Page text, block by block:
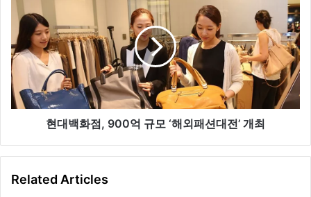
집
중
한
다
대
백
화
점
,
9
0
0
해
현대백화점, 900억 규모 ‘해외패션대전’ 개최
Related Articles